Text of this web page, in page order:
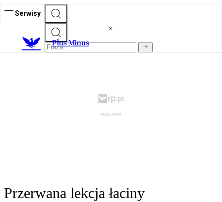
Serwisy
Plus Minus
Przerwana lekcja łaciny